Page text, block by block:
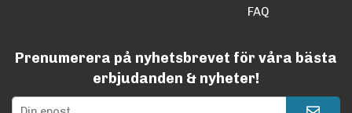
FAQ
Prenumerera på nyhetsbrevet för våra bästa
erbjudanden & nyheter!